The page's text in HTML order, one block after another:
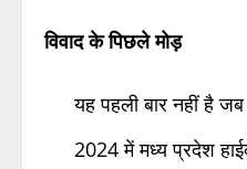
विवाद के पिछले मोड़
यह पहली बार नहीं है जब
2024 में मध्य प्रदेश